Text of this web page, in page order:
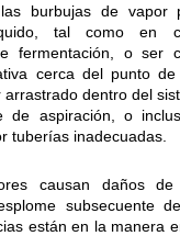
burbujas de vapor
tal como en
fermentación, o ser
cerca del punto
dentro del
de aspiración, o
tuberías inadecuadas.
causan daños
subsecuente
están en la manera